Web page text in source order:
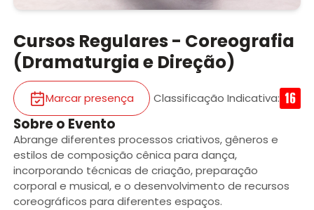
Cursos Regulares - Coreografia
(Dramaturgia e Direção)
Marcar presença Classificação Indicativa:
Sobre o Evento
Abrange diferentes processos criativos, gêneros e
estilos de composição cênica para dança,
incorporando técnicas de criação, preparação
corporal e musical, e o desenvolvimento de recursos
coreográficos para diferentes espaços.